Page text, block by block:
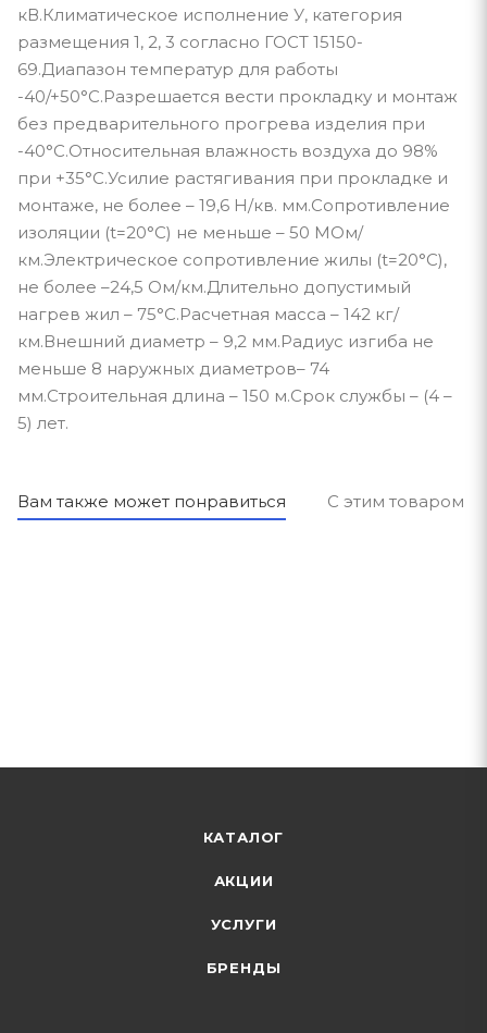
кВ.Климатическое исполнение У, категория
размещения 1, 2, 3 согласно ГОСТ 15150-
69.Диапазон температур для работы
-40/+50°С.Разрешается вести прокладку и монтаж
без предварительного прогрева изделия при
-40°С.Относительная влажность воздуха до 98%
при +35°С.Усилие растягивания при прокладке и
монтаже, не более – 19,6 Н/кв. мм.Сопротивление
изоляции (t=20°С) не меньше – 50 МОм/
км.Электрическое сопротивление жилы (t=20°С),
не более –24,5 Ом/км.Длительно допустимый
нагрев жил – 75°С.Расчетная масса – 142 кг/
км.Внешний диаметр – 9,2 мм.Радиус изгиба не
меньше 8 наружных диаметров– 74
мм.Строительная длина – 150 м.Срок службы – (4 –
5) лет.
Вам также может понравиться С этим товаром
КАТАЛОГ
АКЦИИ
УСЛУГИ
БРЕНДЫ